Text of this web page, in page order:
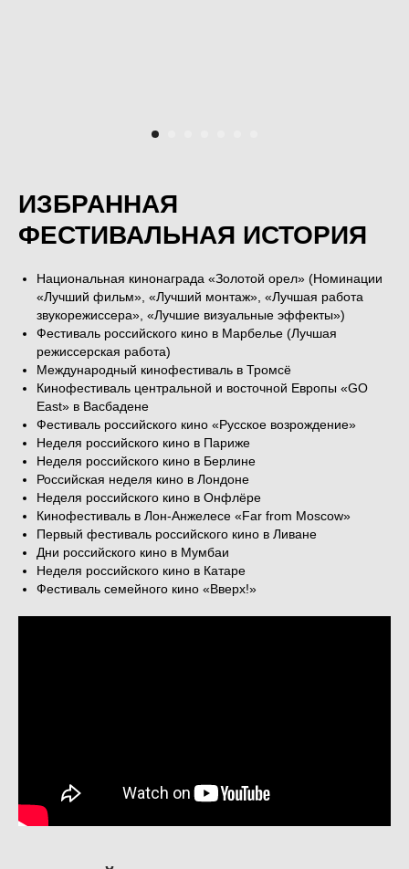
ИЗБРАННАЯ
ФЕСТИВАЛЬНАЯ ИСТОРИЯ
Национальная кинонаграда «Золотой орел» (Номинации
«Лучший фильм», «Лучший монтаж», «Лучшая работа
звукорежиссера», «Лучшие визуальные эффекты»)
Фестиваль российского кино в Марбелье (Лучшая
режиссерская работа)
Международный кинофестиваль в Тромсё
Кинофестиваль центральной и восточной Европы «GO
East» в Васбадене
Фестиваль российского кино «Русское возрождение»
Неделя российского кино в Париже
Неделя российского кино в Берлине
Российская неделя кино в Лондоне
Неделя российского кино в Онфлёре
Кинофестиваль в Лон-Анжелесе «Far from Moscow»
Первый фестиваль российского кино в Ливане
Дни российского кино в Мумбаи
Неделя российского кино в Катаре
Фестиваль семейного кино «Вверх!»